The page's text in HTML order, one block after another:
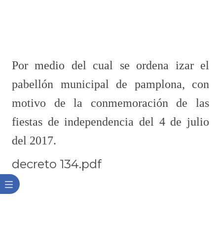
​Por medio del cual se ordena izar el
pabellón municipal de pamplona, con
motivo de la conmemoración de las
fiestas de independencia del 4 de julio
del 2017.​
decreto 134.pdf